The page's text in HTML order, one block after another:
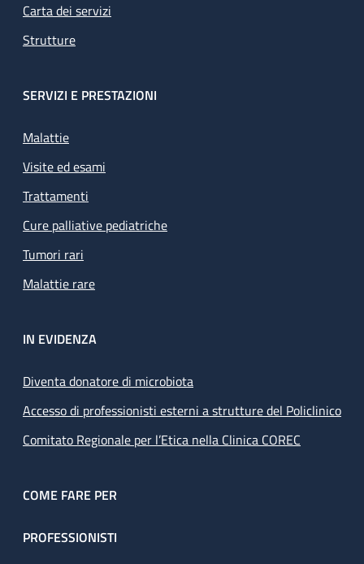
Carta dei servizi
Strutture
SERVIZI E PRESTAZIONI
Malattie
Visite ed esami
Trattamenti
Cure palliative pediatriche
Tumori rari
Malattie rare
IN EVIDENZA
Diventa donatore di microbiota
Accesso di professionisti esterni a strutture del Policlinico
Comitato Regionale per l’Etica nella Clinica COREC
COME FARE PER
PROFESSIONISTI